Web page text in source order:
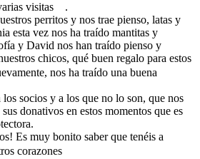
visitas
.
perritos y nos trae pienso, latas y
esta vez nos ha traído mantitas y
y David nos han traído pienso y
chicos, qué buen regalo para estos
nos ha traído una buena
los socios y a los que no lo son, que nos
donativos en estos momentos que es
Es muy bonito saber que tenéis a
corazones